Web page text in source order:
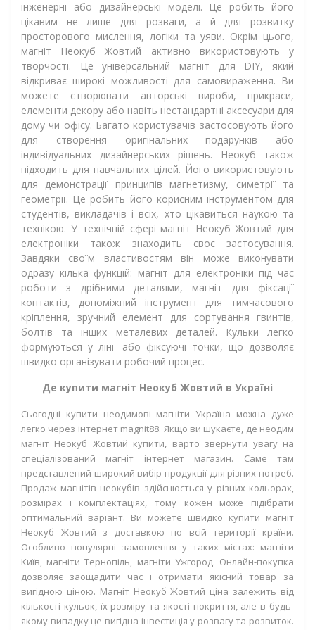
інженерні або дизайнерські моделі. Це робить його
цікавим не лише для розваги, а й для розвитку
просторового мислення, логіки та уяви. Окрім цього,
магніт Неокуб Жовтий активно використовують у
творчості. Це універсальний магніт для DIY, який
відкриває широкі можливості для самовираження. Ви
можете створювати авторські вироби, прикраси,
елементи декору або навіть нестандартні аксесуари для
дому чи офісу. Багато користувачів застосовують його
для створення оригінальних подарунків або
індивідуальних дизайнерських рішень. Неокуб також
підходить для навчальних цілей. Його використовують
для демонстрації принципів магнетизму, симетрії та
геометрії. Це робить його корисним інструментом для
студентів, викладачів і всіх, хто цікавиться наукою та
технікою. У технічній сфері магніт Неокуб Жовтий для
електроніки також знаходить своє застосування.
Завдяки своїм властивостям він може виконувати
одразу кілька функцій: магніт для електроніки під час
роботи з дрібними деталями, магніт для фіксації
контактів, допоміжний інструмент для тимчасового
кріплення, зручний елемент для сортування гвинтів,
болтів та інших металевих деталей. Кульки легко
формуються у лінії або фіксуючі точки, що дозволяє
швидко організувати робочий процес.
Де купити магніт Неокуб Жовтий в Україні
Сьогодні купити неодимові магніти Україна можна дуже
легко через інтернет magnit88. Якщо ви шукаєте, де неодим
магніт Неокуб Жовтий купити, варто звернути увагу на
спеціалізований магніт інтернет магазин. Саме там
представлений широкий вибір продукції для різних потреб.
Продаж магнітів неокубів здійснюється у різних кольорах,
розмірах і комплектаціях, тому кожен може підібрати
оптимальний варіант. Ви можете швидко купити магніт
Неокуб Жовтий з доставкою по всій території країни.
Особливо популярні замовлення у таких містах: магніти
Київ, магніти Тернопіль, магніти Ужгород. Онлайн-покупка
дозволяє заощадити час і отримати якісний товар за
вигідною ціною. Магніт Неокуб Жовтий ціна залежить від
кількості кульок, їх розміру та якості покриття, але в будь-
якому випадку це вигідна інвестиція у розвагу та розвиток.